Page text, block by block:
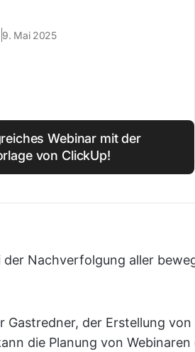
9. Mai 2025
Webinar mit der
von ClickUp!
Nachverfolgung aller
Gastredner, der Erstellung
die Planung von